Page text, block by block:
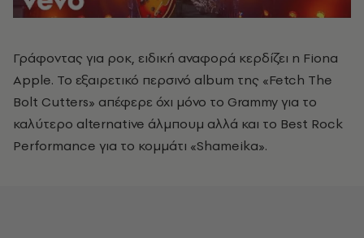
Γράφοντας για ροκ, ειδική αναφορά κερδίζει η Fiona
Apple. Το εξαιρετικό περσινό album της «Fetch The
Bolt Cutters» απέφερε όχι μόνο το Grammy για το
καλύτερο alternative άλμπουμ αλλά και το Best Rock
Performance για το κομμάτι «Shameika».